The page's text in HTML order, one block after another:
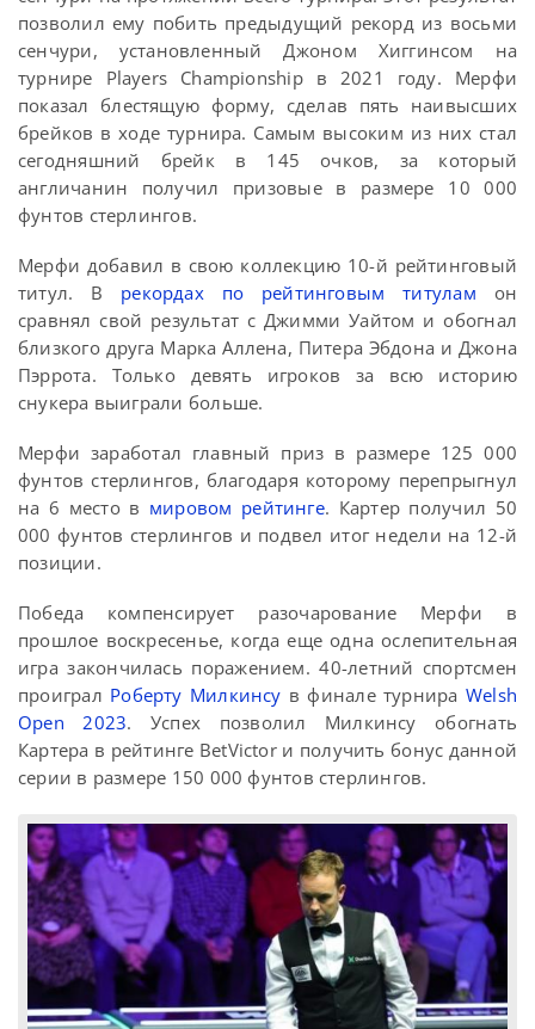
позволил ему побить предыдущий рекорд из восьми
сенчури, установленный Джоном Хиггинсом на
турнире Players Championship в 2021 году. Мерфи
показал блестящую форму, сделав пять наивысших
брейков в ходе турнира. Самым высоким из них стал
сегодняшний брейк в 145 очков, за который
англичанин получил призовые в размере 10 000
фунтов стерлингов.
Мерфи добавил в свою коллекцию 10-й рейтинговый
титул. В рекордах по рейтинговым титулам он
сравнял свой результат с Джимми Уайтом и обогнал
близкого друга Марка Аллена, Питера Эбдона и Джона
Пэррота. Только девять игроков за всю историю
снукера выиграли больше.
Мерфи заработал главный приз в размере 125 000
фунтов стерлингов, благодаря которому перепрыгнул
на 6 место в мировом рейтинге. Картер получил 50
000 фунтов стерлингов и подвел итог недели на 12-й
позиции.
Победа компенсирует разочарование Мерфи в
прошлое воскресенье, когда еще одна ослепительная
игра закончилась поражением. 40-летний спортсмен
проиграл Роберту Милкинсу в финале турнира Welsh
Open 2023. Успех позволил Милкинсу обогнать
Картера в рейтинге BetVictor и получить бонус данной
серии в размере 150 000 фунтов стерлингов.